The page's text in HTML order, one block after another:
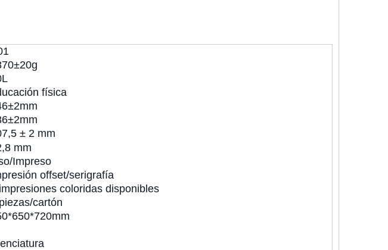
física
± 2 mm
mm
Impreso
offset/serigrafía
coloridas disponibles
cartón